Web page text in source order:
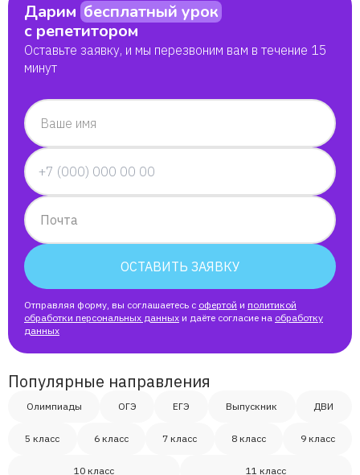
Дарим бесплатный урок
с репетитором
Оставьте заявку, и мы перезвоним вам в течение 15
минут
Ваше имя
Почта
ОСТАВИТЬ ЗАЯВКУ
Отправляя форму, вы соглашаетесь с офертой и политикой
обработки персональных данных и даёте согласие на обработку
данных
Популярные направления
Олимпиады ОГЭ ЕГЭ Выпускник ДВИ
5 класс 6 класс 7 класс 8 класс 9 класс
10 класс 11 класс